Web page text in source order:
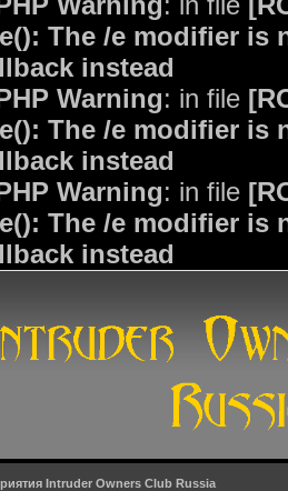
The /e modifier is
instead
Warning: in file
The /e modifier is
instead
Warning: in file
The /e modifier is
instead
Intruder Owners Club Russia